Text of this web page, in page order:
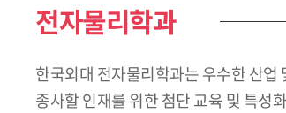
전자물리학과
한국외대 전자물리학과는 우수한 산
종사할 인재를 위한 첨단 교육 및 특성